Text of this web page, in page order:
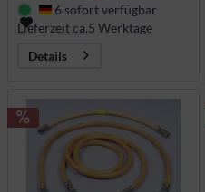
Deutschland
6 sofort verfügbar
Lieferzeit ca.5 Werktage
Details